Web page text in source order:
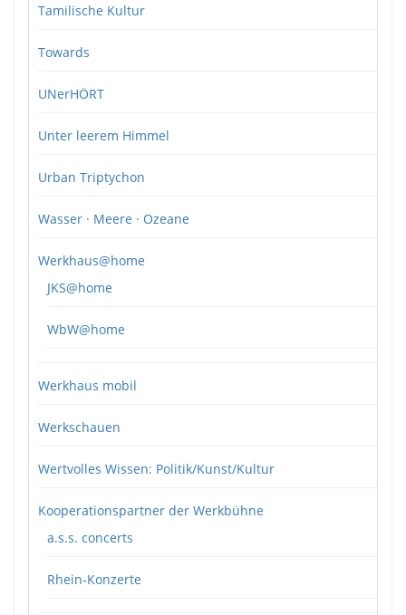
Tamilische Kultur
Towards
UNerHÖRT
Unter leerem Himmel
Urban Triptychon
Wasser · Meere · Ozeane
Werkhaus@home
JKS@home
WbW@home
Werkhaus mobil
Werkschauen
Wertvolles Wissen: Politik/Kunst/Kultur
Kooperationspartner der Werkbühne
a.s.s. concerts
Rhein-Konzerte